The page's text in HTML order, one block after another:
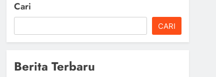
Cari
CARI
Berita Terbaru